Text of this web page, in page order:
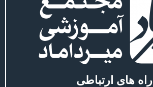
راه های ارتباطی